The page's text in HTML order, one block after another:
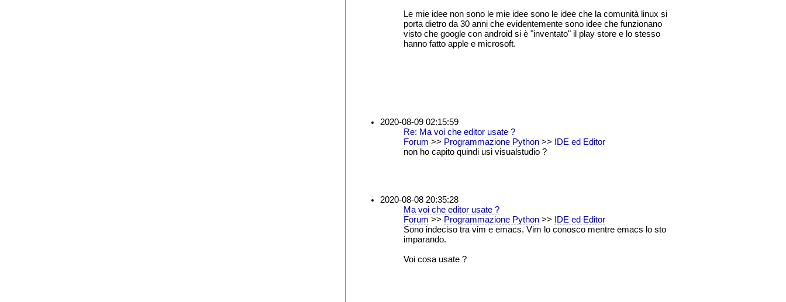
Le mie idee non sono le mie idee sono le idee che la comunità linux si
porta dietro da 30 anni che evidentemente sono idee che funzionano
visto che google con android si è "inventato" il play store e lo stesso
hanno fatto apple e microsoft.
2020-08-09 02:15:59
Re: Ma voi che editor usate ?
Forum >> Programmazione Python>>
IDE ed Editor
non ho capito quindi usi visualstudio ?
2020-08-08 20:35:28
Ma voi che editor usate ?
Forum >> Programmazione Python>>
IDE ed Editor
Sono indeciso tra vim e emacs. Vim lo conosco mentre emacs lo sto
imparando.
Voi cosa usate ?